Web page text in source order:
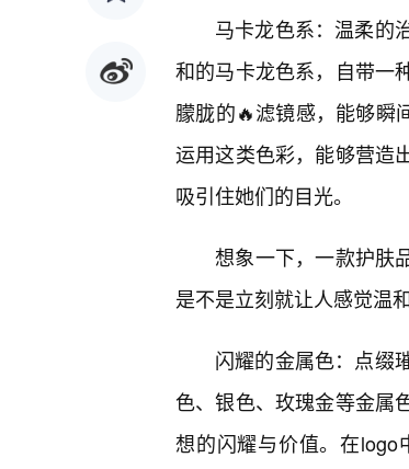
马卡龙色系：温柔的
和的马卡龙色系，自带一
朦胧的🔥滤镜感，能够瞬
运用这类色彩，能够营造
吸引住她们的目光。
想象一下，一款护肤
是不是立刻就让人感觉温
闪耀的金属色：点缀
色、银色、玫瑰金等金属
想的闪耀与价值。在